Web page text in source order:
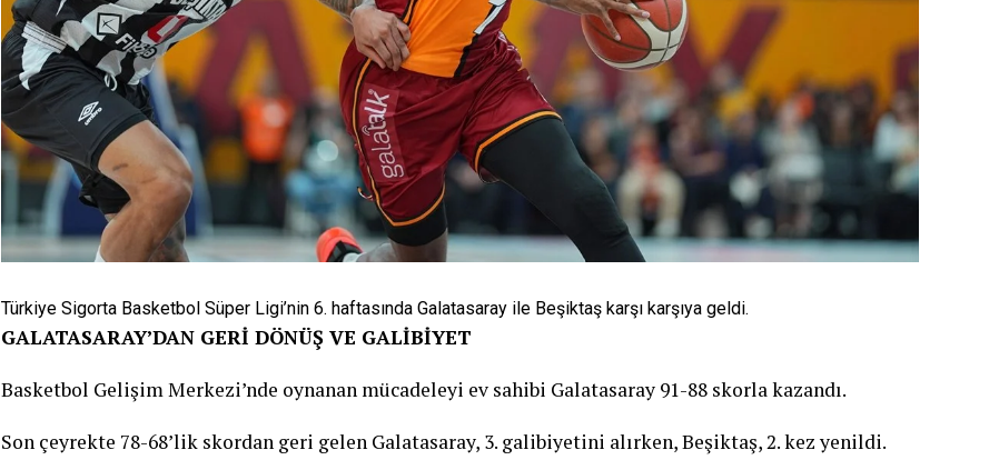
Türkiye Sigorta Basketbol Süper Ligi’nin 6. haftasında Galatasaray ile Beşiktaş karşı karşıya geldi.
GALATASARAY’DAN GERİ DÖNÜŞ VE GALİBİYET
Basketbol Gelişim Merkezi’nde oynanan mücadeleyi ev sahibi Galatasaray 91-88 skorla kazandı.
Son çeyrekte 78-68’lik skordan geri gelen Galatasaray, 3. galibiyetini alırken, Beşiktaş, 2. kez yenildi.